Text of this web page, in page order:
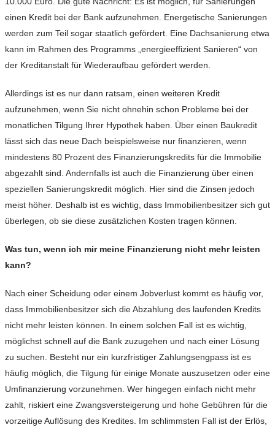
einen Kredit bei der Bank aufzunehmen. Energetische Sanierungen
werden zum Teil sogar staatlich gefördert. Eine Dachsanierung etwa
kann im Rahmen des Programms „energieeffizient Sanieren“ von
der Kreditanstalt für Wiederaufbau gefördert werden.
Allerdings ist es nur dann ratsam, einen weiteren Kredit
aufzunehmen, wenn Sie nicht ohnehin schon Probleme bei der
monatlichen Tilgung Ihrer Hypothek haben. Über einen Baukredit
lässt sich das neue Dach beispielsweise nur finanzieren, wenn
mindestens 80 Prozent des Finanzierungskredits für die Immobilie
abgezahlt sind. Andernfalls ist auch die Finanzierung über einen
speziellen Sanierungskredit möglich. Hier sind die Zinsen jedoch
meist höher. Deshalb ist es wichtig, dass Immobilienbesitzer sich gut
überlegen, ob sie diese zusätzlichen Kosten tragen können.
Was tun, wenn ich mir meine Finanzierung nicht mehr leisten
kann?
Nach einer Scheidung oder einem Jobverlust kommt es häufig vor,
dass Immobilienbesitzer sich die Abzahlung des laufenden Kredits
nicht mehr leisten können. In einem solchen Fall ist es wichtig,
möglichst schnell auf die Bank zuzugehen und nach einer Lösung
zu suchen. Besteht nur ein kurzfristiger Zahlungsengpass ist es
häufig möglich, die Tilgung für einige Monate auszusetzen oder eine
Umfinanzierung vorzunehmen. Wer hingegen einfach nicht mehr
zahlt, riskiert eine Zwangsversteigerung und hohe Gebühren für die
vorzeitige Auflösung des Kredites. Im schlimmsten Fall ist der Erlös,